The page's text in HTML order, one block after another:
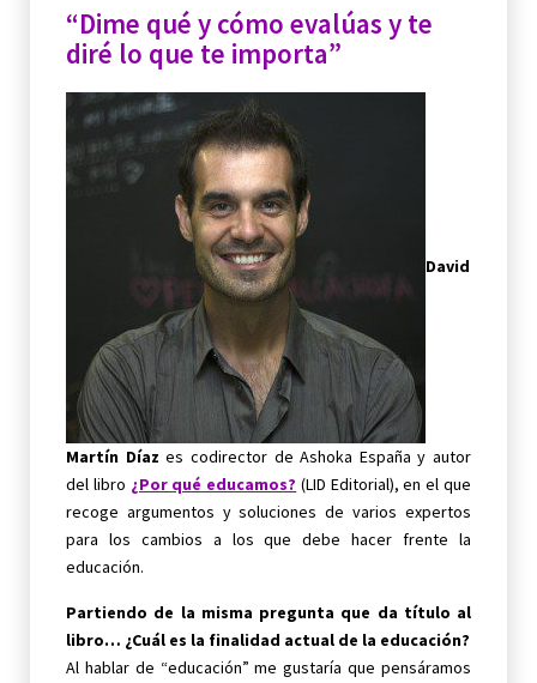
“Dime qué y cómo evalúas y te
diré lo que te importa”
David
Martín Díaz es codirector de Ashoka España y autor
del libro ¿Por qué educamos? (LID Editorial), en el que
recoge argumentos y soluciones de varios expertos
para los cambios a los que debe hacer frente la
educación.
Partiendo de la misma pregunta que da título al
libro… ¿Cuál es la finalidad actual de la educación?
Al hablar de “educación” me gustaría que pensáramos